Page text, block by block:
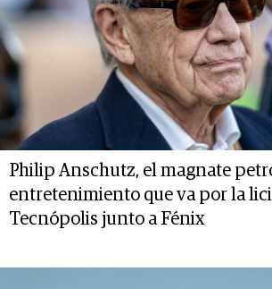
Philip Anschutz, el magnate
entretenimiento que va por la
Tecnópolis junto a Fénix